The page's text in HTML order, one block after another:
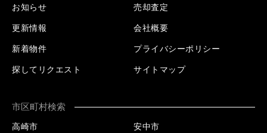
お知らせ
更新情報
新着物件
探してリクエスト
売却査定
会社概要
プライバシーポリシー
サイトマップ
市区町村検索
高崎市
安中市